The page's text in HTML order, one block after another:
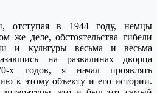
отступая в 1944 году, немцы
же деле, обстоятельства гибели
и культуры весьма и весьма
на развалинах дворца
х годов, я начал проявлять
к этому объекту и его истории.